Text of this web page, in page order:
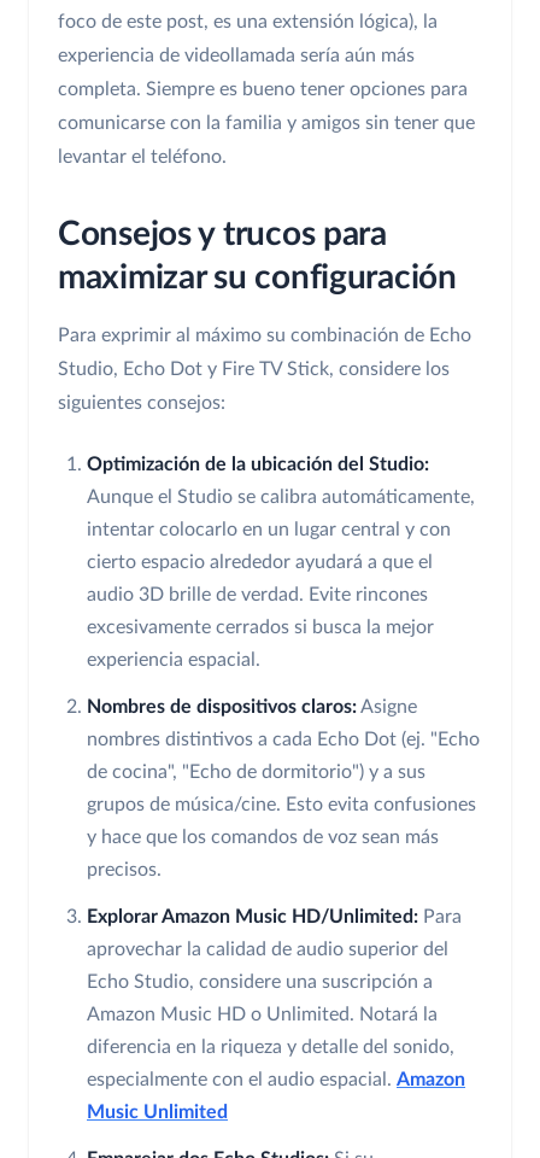
foco de este post, es una extensión lógica), la
experiencia de videollamada sería aún más
completa. Siempre es bueno tener opciones para
comunicarse con la familia y amigos sin tener que
levantar el teléfono.
Consejos y trucos para
maximizar su configuración
Para exprimir al máximo su combinación de Echo
Studio, Echo Dot y Fire TV Stick, considere los
siguientes consejos:
Optimización de la ubicación del Studio:
Aunque el Studio se calibra automáticamente,
intentar colocarlo en un lugar central y con
cierto espacio alrededor ayudará a que el
audio 3D brille de verdad. Evite rincones
excesivamente cerrados si busca la mejor
experiencia espacial.
Nombres de dispositivos claros:Asigne
nombres distintivos a cada Echo Dot (ej. "Echo
de cocina", "Echo de dormitorio") y a sus
grupos de música/cine. Esto evita confusiones
y hace que los comandos de voz sean más
precisos.
Explorar Amazon Music HD/Unlimited: Para
aprovechar la calidad de audio superior del
Echo Studio, considere una suscripción a
Amazon Music HD o Unlimited. Notará la
diferencia en la riqueza y detalle del sonido,
especialmente con el audio espacial. Amazon
Music Unlimited